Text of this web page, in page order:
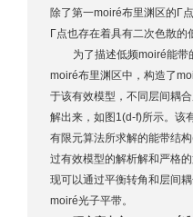
除了第一moiré布里渊区的Γ
Γ点也存在着具有二次色散的
为了描述低频moiré能带
moiré布里渊区中，构造了
于该有效模型，不同层间耦
解出来，如图1(d-f)所示。该
有限元算法所求解的能带结
过有效模型的解析解和严格
现可以通过平衡转角和层间
moiré光子平带。